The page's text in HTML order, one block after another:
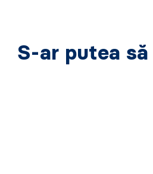
S-ar putea